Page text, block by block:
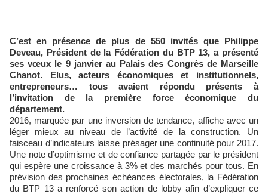
C’est en présence de plus de 550 invités que Philippe
Deveau, Président de la Fédération du BTP 13, a présenté
ses vœux le 9 janvier au Palais des Congrès de Marseille
Chanot. Elus, acteurs économiques et institutionnels,
entrepreneurs… tous avaient répondu présents à
l’invitation de la première force économique du
département.
2016, marquée par une inversion de tendance, affiche avec un
léger mieux au niveau de l’activité de la construction. Un
faisceau d’indicateurs laisse présager une continuité pour 2017.
Une note d’optimisme et de confiance partagée par le président
qui espère une croissance à 3% et des marchés pour tous. En
prévision des prochaines échéances électorales, la Fédération
du BTP 13 a renforcé son action de lobby afin d’expliquer ce